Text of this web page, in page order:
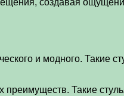
и модного. Такие
преимуществ. Такие